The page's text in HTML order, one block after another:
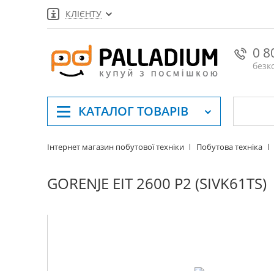
КЛІЄНТУ
0
КАТАЛОГТОВАРІВ
Інтернет магазин побутової техніки Побутова техніка
GORENJE EIT 2600 P2 (SIVK61TS)